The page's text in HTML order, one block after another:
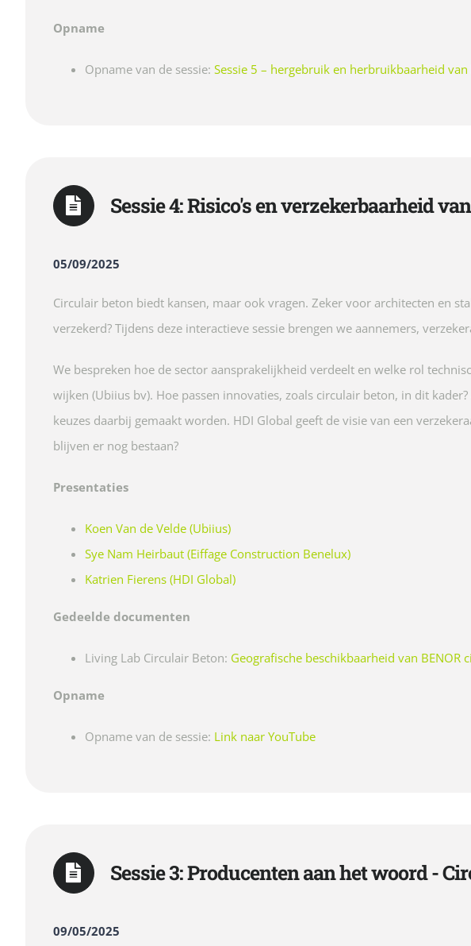
Opname
Opname van de sessie: Sessie 5 – hergebruik en herbruikbaarheid
Sessie 4: Risico's en verzekerbaarheid
05/09/2025
Circulair beton biedt kansen, maar ook vragen. Zeker voor architecten en
verzekerd? Tijdens deze interactieve sessie brengen we aannemers,
We bespreken hoe de sector aansprakelijkheid verdeelt en welke rol
wijken (Ubiius bv). Hoe passen innovaties, zoals circulair beton, in dit
keuzes daarbij gemaakt worden. HDI Global geeft de visie van een
blijven er nog bestaan?
Presentaties
Koen Van de Velde (Ubiius)
Sye Nam Heirbaut (Eiffage Construction Benelux)
Katrien Fierens (HDI Global)
Gedeelde documenten
Living Lab Circulair Beton: Geografische beschikbaarheid van BENOR
Opname
Opname van de sessie: Link naar YouTube
Sessie 3: Producenten aan het woord -
09/05/2025